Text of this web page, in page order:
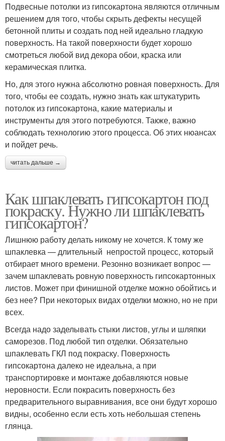
Подвесные потолки из гипсокартона являются отличным
решением для того, чтобы скрыть дефекты несущей
бетонной плиты и создать под ней идеально гладкую
поверхность. На такой поверхности будет хорошо
смотреться любой вид декора обои, краска или
керамическая плитка.
Но, для этого нужна абсолютно ровная поверхность. Для
того, чтобы ее создать, нужно знать как штукатурить
потолок из гипсокартона, какие материалы и
инструменты для этого потребуются. Также, важно
соблюдать технологию этого процесса. Об этих нюансах
и пойдет речь.
читать дальше →
Как шпаклевать гипсокартон под
покраску. Нужно ли шпаклевать
гипсокартон?
Лишнюю работу делать никому не хочется. К тому же
шпаклевка — длительный непростой процесс, который
отбирает много времени. Резонно возникает вопрос —
зачем шпаклевать ровную поверхность гипсокартонных
листов. Может при финишной отделке можно обойтись и
без нее? При некоторых видах отделки можно, но не при
всех.
Всегда надо заделывать стыки листов, углы и шляпки
саморезов. Под любой тип отделки. Обязательно
шпаклевать ГКЛ под покраску. Поверхность
гипсокартона далеко не идеальна, а при
транспортировке и монтаже добавляются новые
неровности. Если покрасить поверхность без
предварительного выравнивания, все они будут хорошо
видны, особенно если есть хоть небольшая степень
глянца.